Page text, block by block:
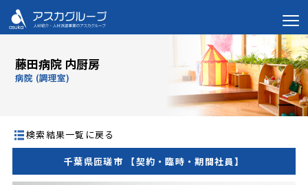
藤田病院 内厨房
病院 (調理室)
検索結果一覧に戻る
千葉県匝瑳市 【契約・臨時・期間社員】